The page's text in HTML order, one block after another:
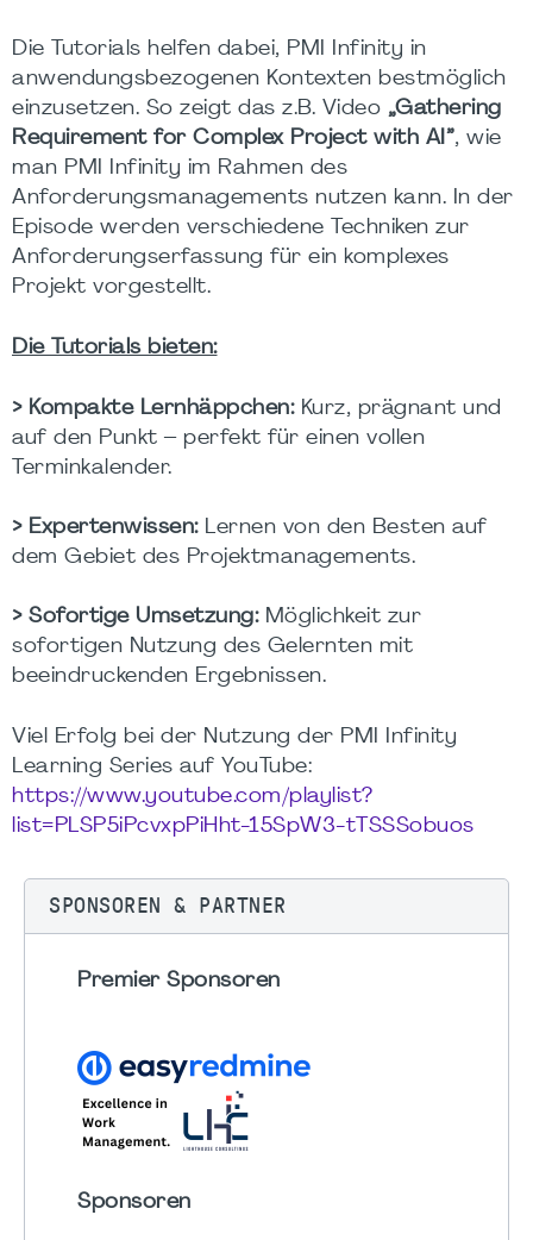
Die Tutorials helfen dabei, PMI Infinity in
anwendungsbezogenen Kontexten bestmöglich
einzusetzen. So zeigt das z.B. Video „Gathering
Requirement for Complex Project with AI”, wie
man PMI Infinity im Rahmen des
Anforderungsmanagements nutzen kann. In der
Episode werden verschiedene Techniken zur
Anforderungserfassung für ein komplexes
Projekt vorgestellt.
Die Tutorials bieten:
> Kompakte Lernhäppchen:Kurz, prägnant und
auf den Punkt – perfekt für einen vollen
Terminkalender.
> Expertenwissen:Lernen von den Besten auf
dem Gebiet des Projektmanagements.
> Sofortige Umsetzung:Möglichkeit zur
sofortigen Nutzung des Gelernten mit
beeindruckenden Ergebnissen.
Viel Erfolg bei der Nutzung der PMI Infinity
Learning Series auf YouTube:
https://www.youtube.com/playlist?
list=PLSP5iPcvxpPiHht-15SpW3-tTSSSobuos
SPONSOREN & PARTNER
Premier Sponsoren
Sponsoren